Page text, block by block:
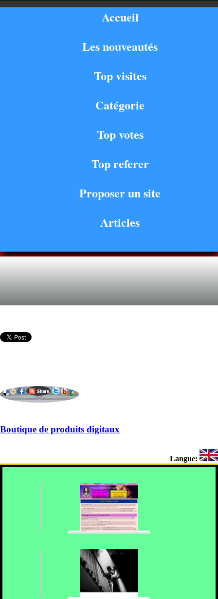
Accueil
Les nouveautés
Top visites
Catégorie
Top votes
Top referer
Proposer un site
Articles
Boutique de produits digitaux
Langue: